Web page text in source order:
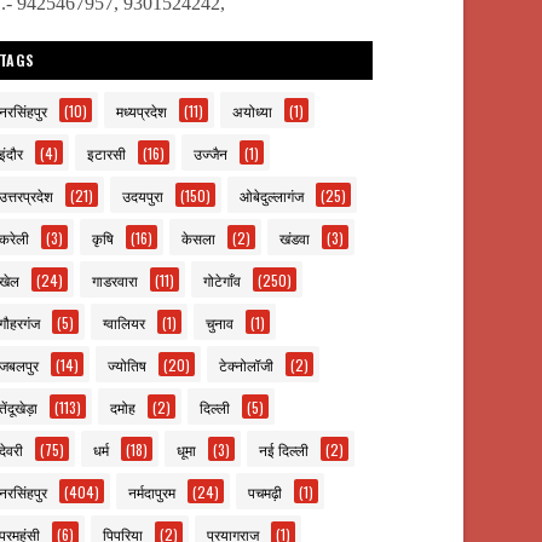
(10) मध्यप्रदेश (11) अयोध्या (1)
(4) इटारसी (16) उज्जैन (1)
(21) उदयपुरा (150) ओबेदुल्लागंज (25)
(3) कृषि (16) केसला (2) खंडवा (3)
(24) गाडरवारा (11) गोटेगाँव (250)
(5) ग्वालियर (1) चुनाव (1)
(14) ज्योतिष (20) टेक्नोलॉजी (2)
(113) दमोह (2) दिल्ली (5)
(75) धर्म (18) धूमा (3) नई दिल्ली (2)
(404) नर्मदापुरम (24) पचमढ़ी (1)
(6) पिपरिया (2) प्रयागराज (1)